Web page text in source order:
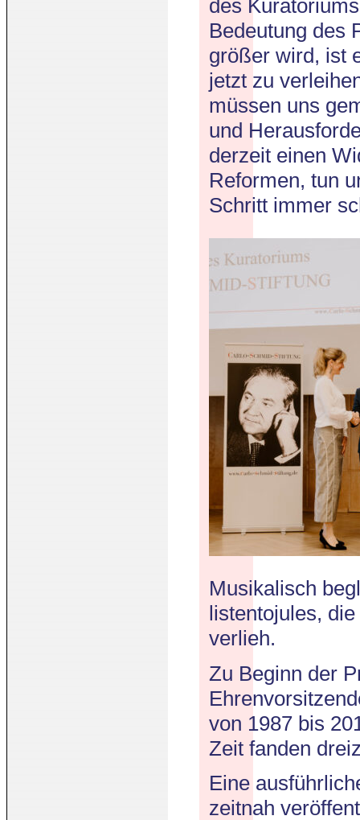
des
Bedeutung des
größer wird, ist
jetzt zu
müssen uns
und
derzeit einen
Reformen, tun
Schritt immer
Musikalisch
listentojules,
verlieh.
Zu Beginn der
von 1987 bis
Zeit fanden
Eine
zeitnah